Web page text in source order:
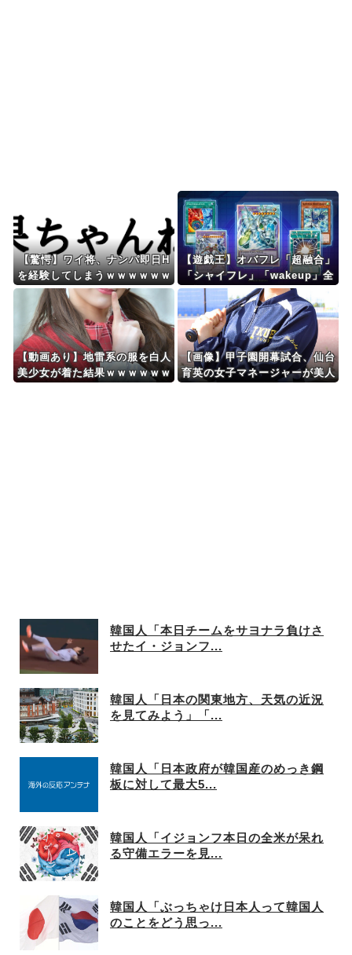
Powered by livedoor 相互RSS
【驚愕】ワイ将、ナンパ即日H
を経験してしまうｗｗｗｗｗｗ
ｗｗｗｗwwww
【遊戯王】オバフレ「超融合」
「シャイフレ」「wakeup」全
部別パックなのやばくね？
【動画あり】地雷系の服を白人
美少女が着た結果ｗｗｗｗｗｗ
【画像】甲子園開幕試合、仙台
育英の女子マネージャーが美人
韓国人「本日チームをサヨナラ負けさ
せたイ・ジョンフ...
韓国人「日本の関東地方、天気の近況
を見てみよう」「...
韓国人「日本政府が韓国産のめっき鋼
板に対して最大5...
韓国人「イジョンフ本日の全米が呆れ
る守備エラーを見...
韓国人「ぶっちゃけ日本人って韓国人
のことをどう思っ...